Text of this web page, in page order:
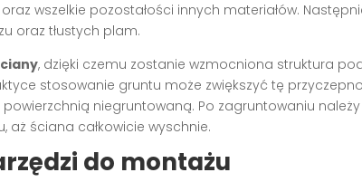
wszelkie pozostałości innych materiałów.
oraz tłustych plam.
, dzięki czemu zostanie wzmocniona struktura
stosowanie gruntu może zwiększyć tę
niegruntowaną. Po zagruntowaniu należy
ściana całkowicie wyschnie.
do montażu